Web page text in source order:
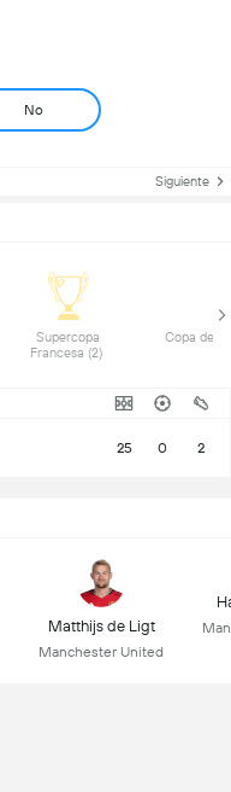
No
Siguiente
Supercopa
25 0 2
Matthijs de Ligt
Manchester United